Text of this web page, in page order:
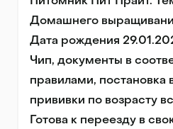
Домашнего
Дата рождения
Чип, документы в
правилами, постановка
прививки по возрасту
Готова к переезду в